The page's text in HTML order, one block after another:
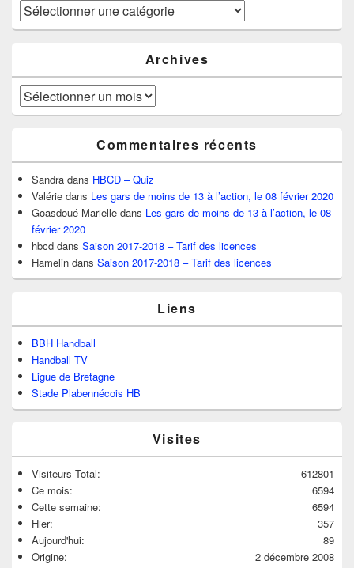
Catégories
Archives
Archives
Commentaires récents
Sandra dans HBCD – Quiz
Valérie dans Les gars de moins de 13 à l’action, le 08 février 2020
Goasdoué Marielle dans Les gars de moins de 13 à l’action, le 08
février 2020
hbcd dans Saison 2017-2018 – Tarif des licences
Hamelin dans Saison 2017-2018 – Tarif des licences
Liens
BBH Handball
Handball TV
Ligue de Bretagne
Stade Plabennécois HB
Visites
612801
Visiteurs Total:
6594
Ce mois:
6594
Cette semaine:
357
Hier:
89
Aujourd'hui:
2 décembre 2008
Origine: